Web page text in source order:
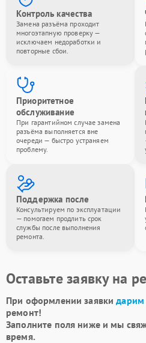
Контроль качества
Замена разъёма проходит
многоэтапную проверку —
исключаем недоработки и
повторные сбои.
Приоритетное
обслуживание
При гарантийном случае замена
разъёма выполняется вне
очереди — быстро устраняем
проблему.
Поддержка после
Консультируем по эксплуатации
— помогаем продлить срок
службы после выполнения
ремонта.
Оставьте заявку на
При оформлении заявкидарим
ремонт!
Заполните поля ниже и мы
время.